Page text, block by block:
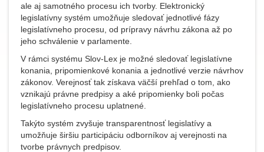
ale aj samotného procesu ich tvorby. Elektronický
legislatívny systém umožňuje sledovať jednotlivé fázy
legislatívneho procesu, od prípravy návrhu zákona až po
jeho schválenie v parlamente.
V rámci systému Slov-Lex je možné sledovať legislatívne
konania, pripomienkové konania a jednotlivé verzie návrhov
zákonov. Verejnosť tak získava väčší prehľad o tom, ako
vznikajú právne predpisy a aké pripomienky boli počas
legislatívneho procesu uplatnené.
Takýto systém zvyšuje transparentnosť legislatívy a
umožňuje širšiu participáciu odborníkov aj verejnosti na
tvorbe právnych predpisov.